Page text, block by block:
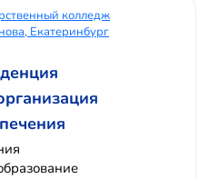
колледж
Екатеринбург